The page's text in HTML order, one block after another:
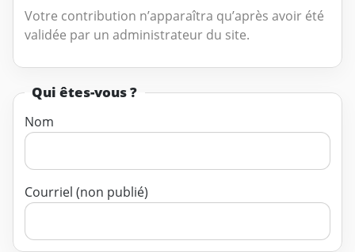
Votre contribution n’apparaîtra qu’après avoir été
validée par un administrateur du site.
Qui êtes-vous ?
Nom
Courriel (non publié)